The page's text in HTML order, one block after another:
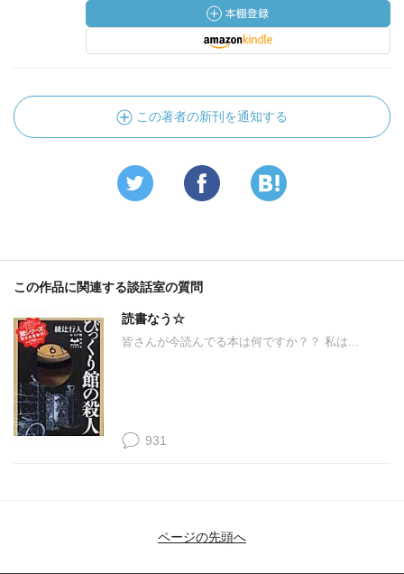
この著者の新刊を通知する
この作品に関連する談話室の質問
読書なう☆
皆さんが今読んでる本は何ですか？？ 私は...
931
ページの先頭へ